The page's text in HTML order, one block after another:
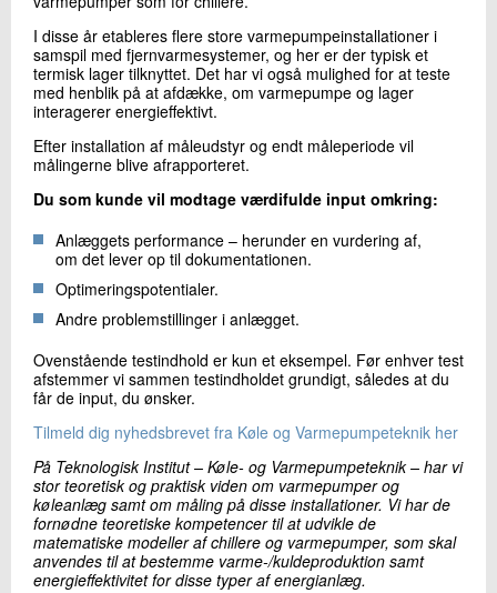
I disse år etableres flere store varmepumpeinstallationer i
samspil med fjernvarmesystemer, og her er der typisk et
termisk lager tilknyttet. Det har vi også mulighed for at teste
med henblik på at afdække, om varmepumpe og lager
interagerer energieffektivt.
Efter installation af måleudstyr og endt måleperiode vil
målingerne blive afrapporteret.
Du som kunde vil modtage værdifulde input omkring:
Anlæggets performance – herunder en vurdering af,
om det lever op til dokumentationen.
Optimeringspotentialer.
Andre problemstillinger i anlægget.
Ovenstående testindhold er kun et eksempel. Før enhver test
afstemmer vi sammen testindholdet grundigt, således at du
får de input, du ønsker.
Tilmeld dig nyhedsbrevet fra Køle og Varmepumpeteknik her
På Teknologisk Institut – Køle- og Varmepumpeteknik – har vi
stor teoretisk og praktisk viden om varmepumper og
køleanlæg samt om måling på disse installationer. Vi har de
fornødne teoretiske kompetencer til at udvikle de
matematiske modeller af chillere og varmepumper, som skal
anvendes til at bestemme varme-/kuldeproduktion samt
energieffektivitet for disse typer af energianlæg.